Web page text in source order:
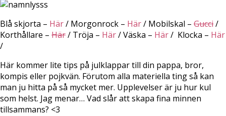
Blå skjorta – Här/ Morgonrock – Här/ Mobilskal – Gucci/
Korthållare – Här/ Tröja – Här/ Väska – Här/ Klocka – Här
/
Här kommer lite tips på julklappar till din pappa, bror,
kompis eller pojkvän. Förutom alla materiella ting så kan
man ju hitta på så mycket mer. Upplevelser är ju hur kul
som helst. Jag menar… Vad slår att skapa fina minnen
tillsammans? <3